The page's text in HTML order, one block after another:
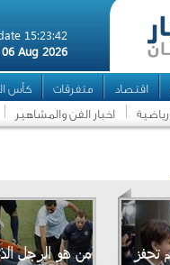
15:23:42
06 Aug 2026
اقتصاد متفرقات كأس
رياضية اخبار الفن والمشاهير
تحفز
من هو الرجل